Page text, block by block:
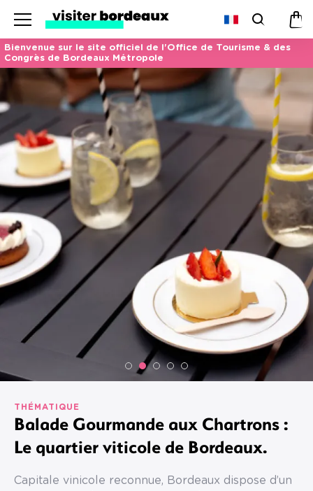
Menu
Bienvenue sur le site officiel de l'Office de Tourisme & des
Congrès de Bordeaux Métropole
THÉMATIQUE
Balade Gourmande aux Chartrons :
Le quartier viticole de Bordeaux.
Capitale vinicole reconnue, Bordeaux dispose d’un